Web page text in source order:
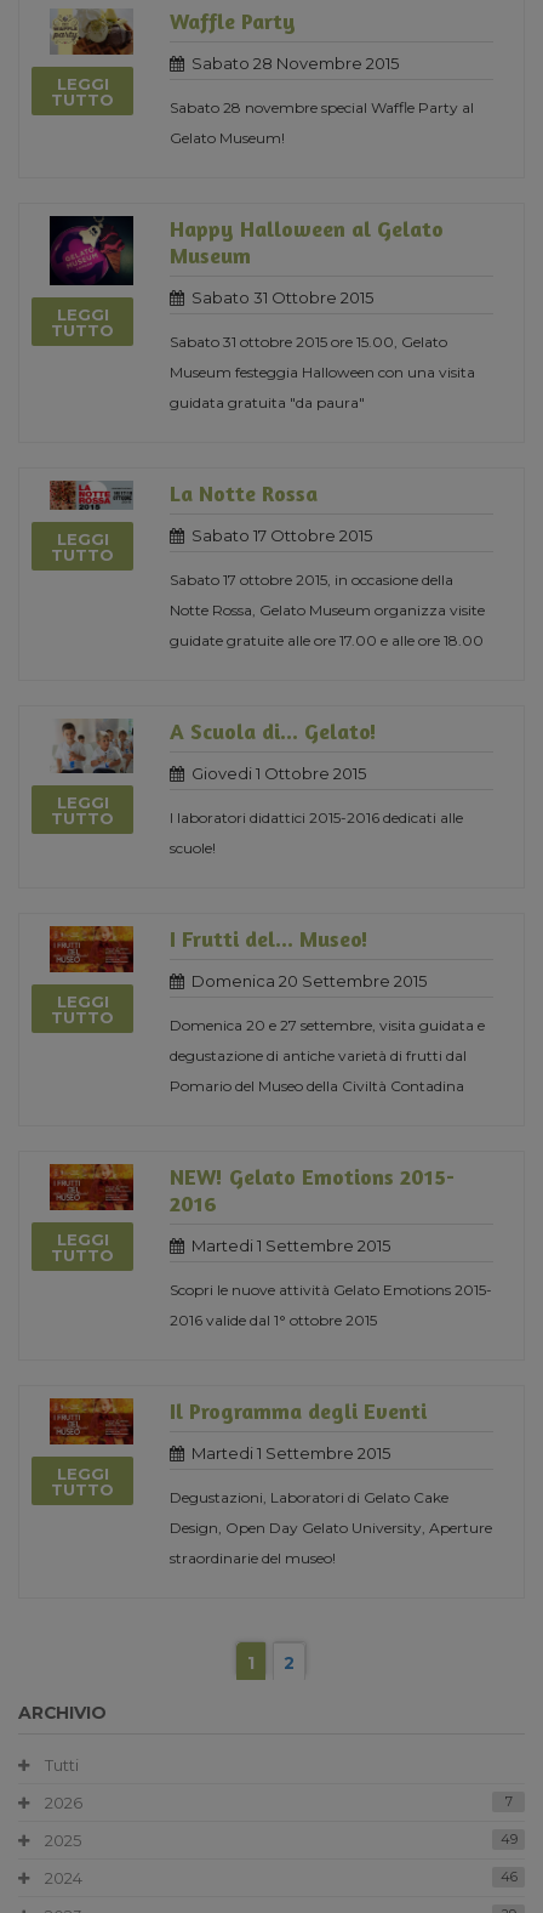
LEGGI
TUTTO
Waffle Party
Sabato 28 Novembre 2015
Sabato 28 novembre special Waffle Party al
Gelato Museum!
LEGGI
TUTTO
Happy Halloween al Gelato
Museum
Sabato 31 Ottobre 2015
Sabato 31 ottobre 2015 ore 15.00, Gelato
Museum festeggia Halloween con una visita
guidata gratuita "da paura"
LEGGI
TUTTO
La Notte Rossa
Sabato 17 Ottobre 2015
Sabato 17 ottobre 2015, in occasione della
Notte Rossa, Gelato Museum organizza visite
guidate gratuite alle ore 17.00 e alle ore 18.00
LEGGI
TUTTO
A Scuola di... Gelato!
Giovedi 1 Ottobre 2015
I laboratori didattici 2015-2016 dedicati alle
scuole!
LEGGI
TUTTO
I Frutti del... Museo!
Domenica 20 Settembre 2015
Domenica 20 e 27 settembre, visita guidata e
degustazione di antiche varietà di frutti dal
Pomario del Museo della Civiltà Contadina
LEGGI
TUTTO
NEW! Gelato Emotions 2015-
2016
Martedi 1 Settembre 2015
Scopri le nuove attività Gelato Emotions 2015-
2016 valide dal 1° ottobre 2015
LEGGI
TUTTO
Il Programma degli Eventi
Martedi 1 Settembre 2015
Degustazioni, Laboratori di Gelato Cake
Design, Open Day Gelato University, Aperture
straordinarie del museo!
1 2
ARCHIVIO
Tutti
2026
7
2025 49
2024 46